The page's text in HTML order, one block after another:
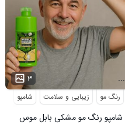
۳ ...
رنگ مو زیبایی و سلامت شامپو
شامپو رنگ مو مشکی بابل موس